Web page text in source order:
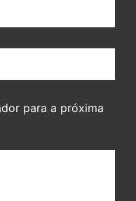
para a próxima